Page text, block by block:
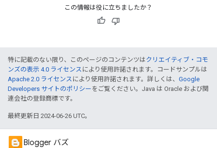
この情報は役に立ちましたか？
特に記載のない限り、このページのコンテンツはクリエイティブ・コモ
ンズの表示 4.0 ライセンス により使用許諾されます。コードサンプルは
Apache 2.0 ライセンス により使用許諾されます。詳しくは、 Google
Developers サイトのポリシー をご覧ください。Java は Oracle および関
連会社の登録商標です。
最終更新日 2024-06-26 UTC。
Blogger バズ